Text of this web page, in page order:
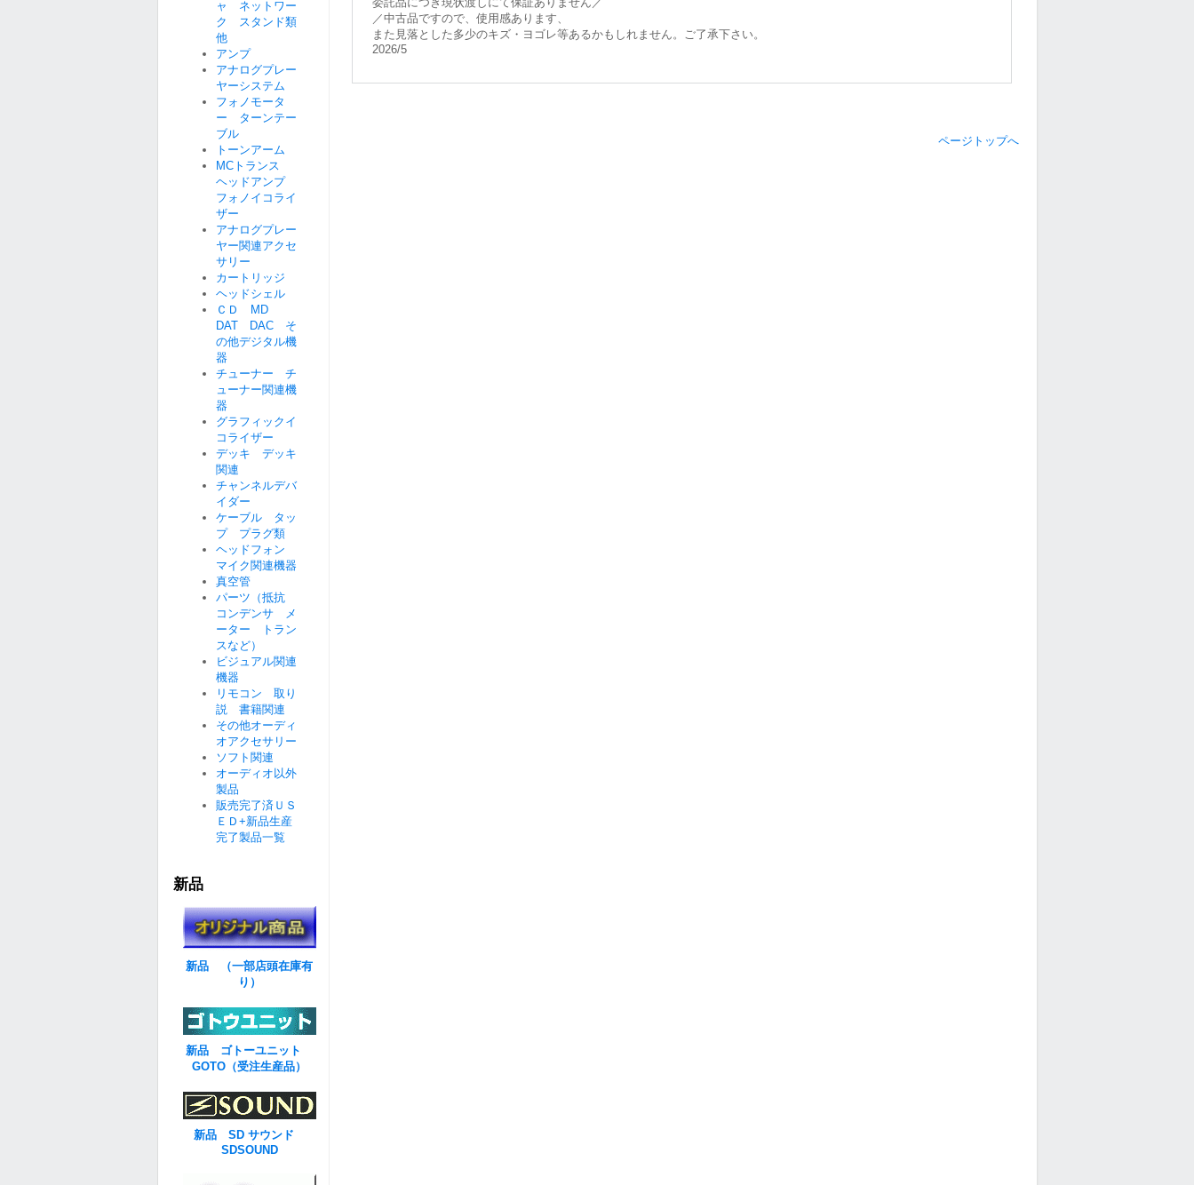
／中古品ですので、使用感あります、
また見落とした多少のキズ・ヨゴレ等あるかもしれません。ご了承下さい。
2026/5
ページトップへ
ャ ネットワー
ク スタンド類
他
アンプ
アナログプレー
ヤーシステム
フォノモータ
ー ターンテー
ブル
トーンアーム
MCトランス
ヘッドアンプ
フォノイコライ
ザー
アナログプレー
ヤー関連アクセ
サリー
カートリッジ
ヘッドシェル
ＣＤ MD
DAT DAC そ
の他デジタル機
器
チューナー チ
ューナー関連機
器
グラフィックイ
コライザー
デッキ デッキ
関連
チャンネルデバ
イダー
ケーブル タッ
プ プラグ類
ヘッドフォン
マイク関連機器
真空管
パーツ（抵抗
コンデンサ メ
ーター トラン
スなど）
ビジュアル関連
機器
リモコン 取り
説 書籍関連
その他オーディ
オアクセサリー
ソフト関連
オーディオ以外
製品
販売完了済ＵＳ
ＥＤ+新品生産
完了製品一覧
新品
新品 （一部店頭在庫有
り）
新品 ゴトーユニット
GOTO（受注生産品）
新品 SD サウンド
SDSOUND